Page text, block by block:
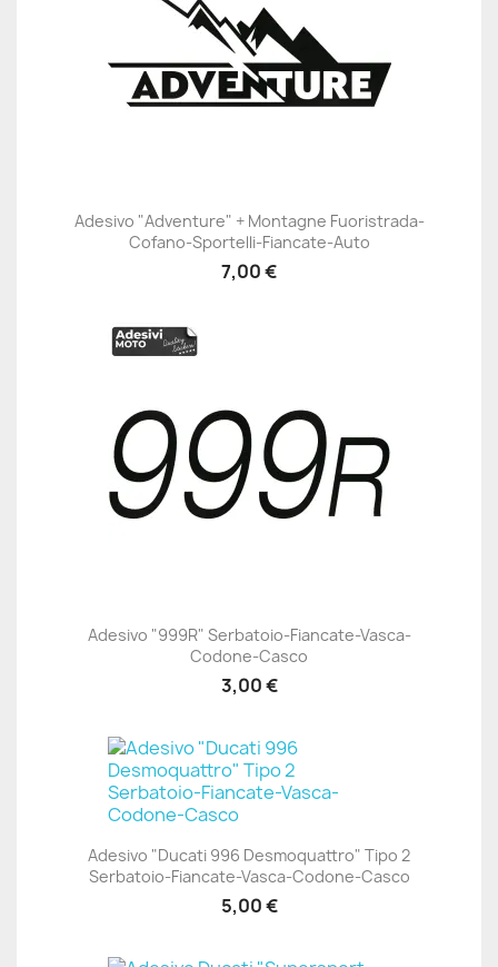
Adesivo "Adventure" + Montagne Fuoristrada-
Cofano-Sportelli-Fiancate-Auto
7,00 €
Adesivo "999R" Serbatoio-Fiancate-Vasca-
Codone-Casco
3,00 €
Adesivo "Ducati 996 Desmoquattro" Tipo 2
Serbatoio-Fiancate-Vasca-Codone-Casco
5,00 €